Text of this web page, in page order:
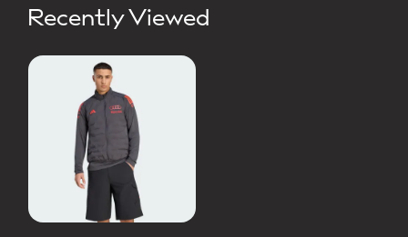
Recently Viewed